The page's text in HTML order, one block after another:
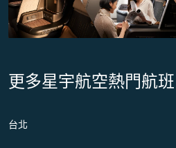
更多星宇航空熱門航班
台北